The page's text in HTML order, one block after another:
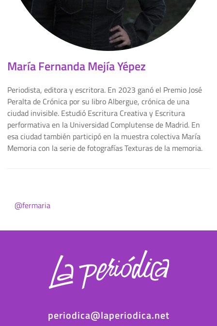
María Fernanda Mejía Yépez
Periodista, editora y escritora. En 2023 ganó el Premio José
Peralta de Crónica por su libro Albergue, crónica de una
ciudad invisible. Estudió Escritura Creativa y Escritura
performativa en la Universidad Complutense de Madrid. En
esa ciudad también participó en la muestra colectiva María
Memoria con la serie de fotografías Texturas de la memoria.
@fermaria
periodica@laperiodica.net